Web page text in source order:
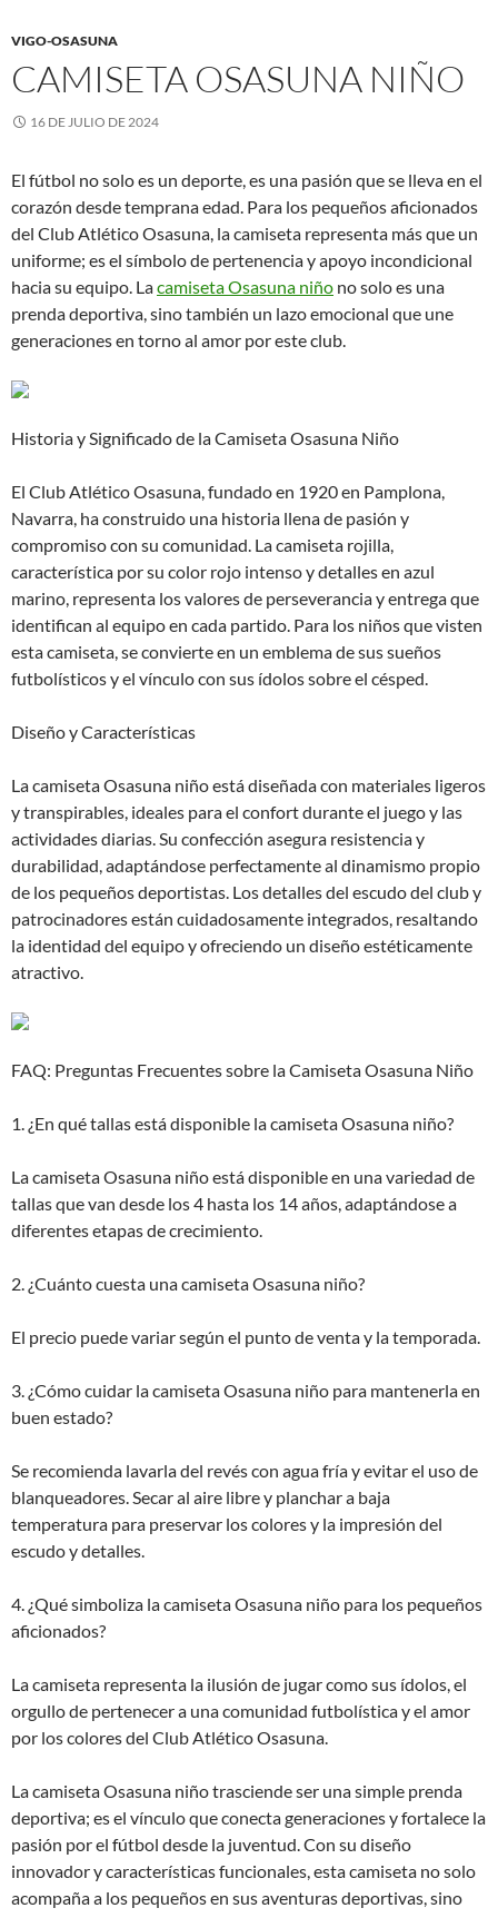
VIGO-OSASUNA
CAMISETA OSASUNA NIÑO
16 DE JULIO DE 2024
El fútbol no solo es un deporte, es una pasión que se lleva en el
corazón desde temprana edad. Para los pequeños aficionados
del Club Atlético Osasuna, la camiseta representa más que un
uniforme; es el símbolo de pertenencia y apoyo incondicional
hacia su equipo. Lacamiseta Osasuna niño no solo es una
prenda deportiva, sino también un lazo emocional que une
generaciones en torno al amor por este club.
Historia y Significado de la Camiseta Osasuna Niño
El Club Atlético Osasuna, fundado en 1920 en Pamplona,
Navarra, ha construido una historia llena de pasión y
compromiso con su comunidad. La camiseta rojilla,
característica por su color rojo intenso y detalles en azul
marino, representa los valores de perseverancia y entrega que
identifican al equipo en cada partido. Para los niños que visten
esta camiseta, se convierte en un emblema de sus sueños
futbolísticos y el vínculo con sus ídolos sobre el césped.
Diseño y Características
La camiseta Osasuna niño está diseñada con materiales ligeros
y transpirables, ideales para el confort durante el juego y las
actividades diarias. Su confección asegura resistencia y
durabilidad, adaptándose perfectamente al dinamismo propio
de los pequeños deportistas. Los detalles del escudo del club y
patrocinadores están cuidadosamente integrados, resaltando
la identidad del equipo y ofreciendo un diseño estéticamente
atractivo.
FAQ: Preguntas Frecuentes sobre la Camiseta Osasuna Niño
1. ¿En qué tallas está disponible la camiseta Osasuna niño?
La camiseta Osasuna niño está disponible en una variedad de
tallas que van desde los 4 hasta los 14 años, adaptándose a
diferentes etapas de crecimiento.
2. ¿Cuánto cuesta una camiseta Osasuna niño?
El precio puede variar según el punto de venta y la temporada.
3. ¿Cómo cuidar la camiseta Osasuna niño para mantenerla en
buen estado?
Se recomienda lavarla del revés con agua fría y evitar el uso de
blanqueadores. Secar al aire libre y planchar a baja
temperatura para preservar los colores y la impresión del
escudo y detalles.
4. ¿Qué simboliza la camiseta Osasuna niño para los pequeños
aficionados?
La camiseta representa la ilusión de jugar como sus ídolos, el
orgullo de pertenecer a una comunidad futbolística y el amor
por los colores del Club Atlético Osasuna.
La camiseta Osasuna niño trasciende ser una simple prenda
deportiva; es el vínculo que conecta generaciones y fortalece la
pasión por el fútbol desde la juventud. Con su diseño
innovador y características funcionales, esta camiseta no solo
acompaña a los pequeños en sus aventuras deportivas, sino